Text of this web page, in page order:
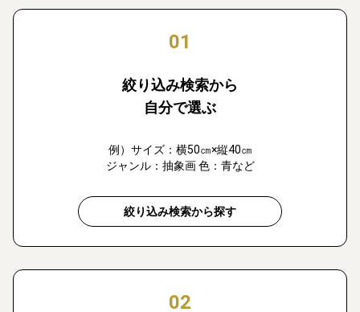
01
絞り込み検索から
自分で選ぶ
例）サイズ：横50㎝×縦40㎝
ジャンル：抽象画 色：青など
絞り込み検索から探す
02